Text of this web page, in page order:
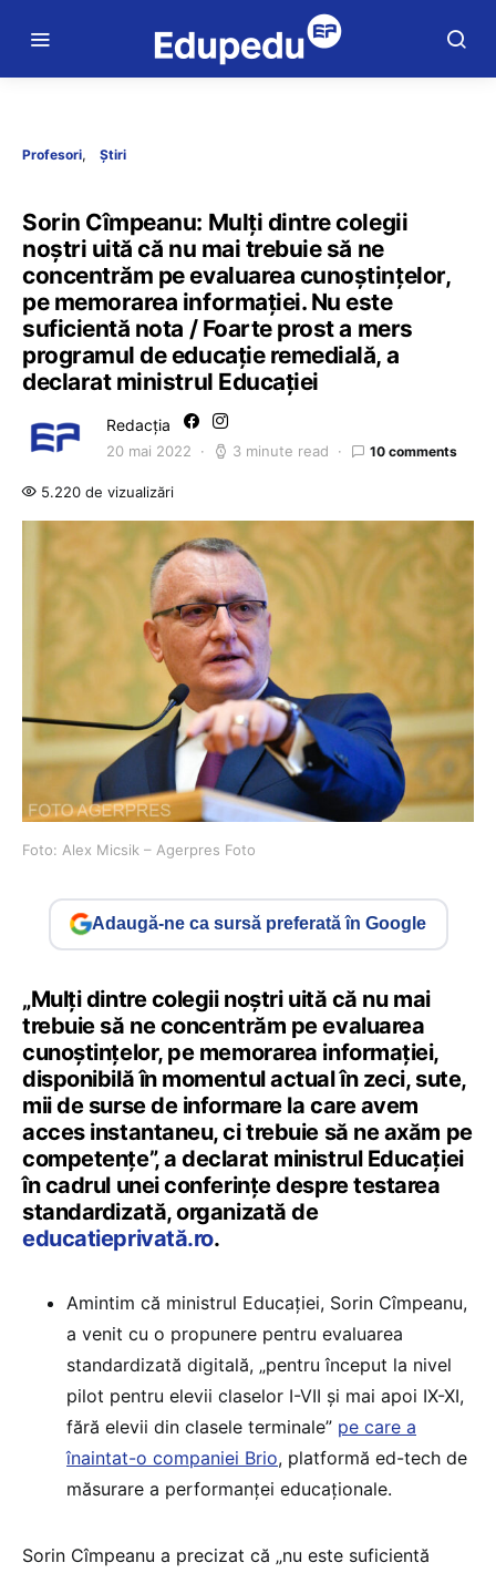
Profesori Știri
Sorin Cîmpeanu: Mulți dintre colegii
noștri uită că nu mai trebuie să ne
concentrăm pe evaluarea cunoștințelor,
pe memorarea informației. Nu este
suficientă nota / Foarte prost a mers
programul de educație remedială, a
declarat ministrul Educației
Redacția
20 mai 2022 3 minute read 10 comments
5.220 de vizualizări
Foto: Alex Micsik – Agerpres Foto
Adaugă-ne ca sursă preferată în Google
„Mulți dintre colegii noștri uită că nu mai
trebuie să ne concentrăm pe evaluarea
cunoștințelor, pe memorarea informației,
disponibilă în momentul actual în zeci, sute,
mii de surse de informare la care avem
acces instantaneu, ci trebuie să ne axăm pe
competențe”, a declarat ministrul Educației
în cadrul unei conferințe despre testarea
standardizată, organizată de
educatieprivată.ro.
Amintim că ministrul Educației, Sorin Cîmpeanu,
a venit cu o propunere pentru evaluarea
standardizată digitală, „pentru început la nivel
pilot pentru elevii claselor I-VII și mai apoi IX-XI,
fără elevii din clasele terminale” pe care a
înaintat-o companiei Brio, platformă ed-tech de
măsurare a performanței educaționale.
Sorin Cîmpeanu a precizat că „nu este suficientă